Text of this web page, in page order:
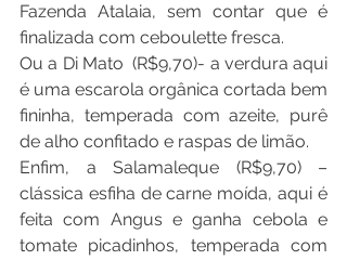
Fazenda Atalaia, sem contar que é
finalizada com ceboulette fresca.
Ou a Di Mato  (R$9,70)- a verdura aqui
é uma escarola orgânica cortada bem
fininha, temperada com azeite, purê
de alho confitado e raspas de limão.
Enfim, a Salamaleque (R$9,70) –
clássica esfiha de carne moída, aqui é
feita com Angus e ganha cebola e
tomate picadinhos, temperada com